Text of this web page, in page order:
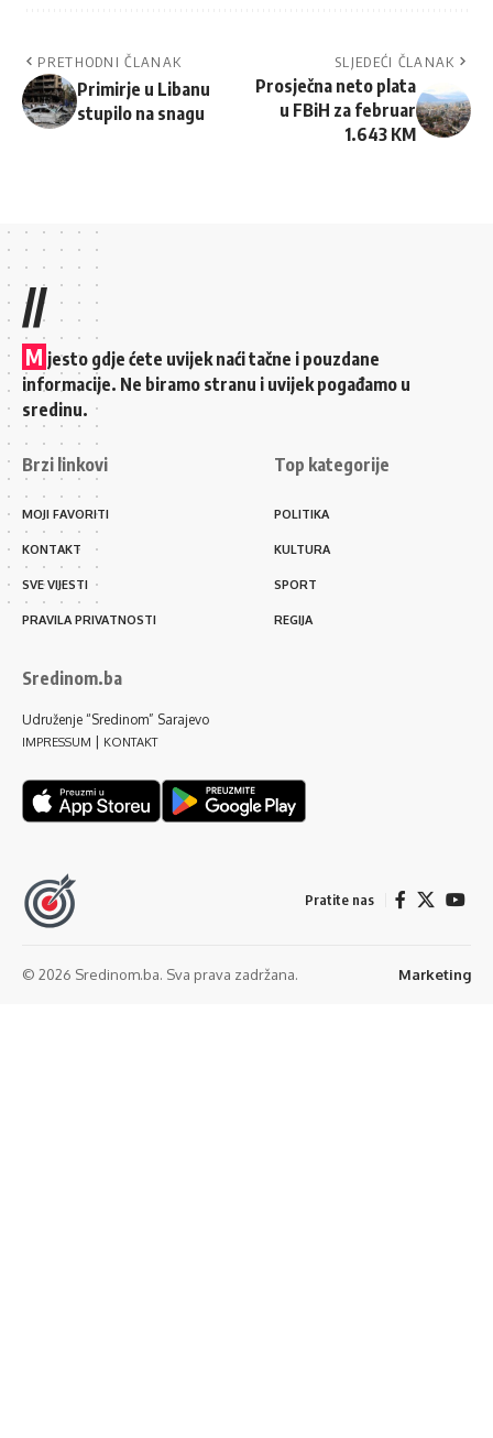
PRETHODNI ČLANAK
Primirje u Libanu
stupilo na snagu
SLJEDEĆI ČLANAK
Prosječna neto plata
u FBiH za februar
1.643 KM
//
M jesto gdje ćete uvijek naći tačne i pouzdane
informacije. Ne biramo stranu i uvijek pogađamo u
sredinu.
Brzi linkovi
MOJI FAVORITI
KONTAKT
SVE VIJESTI
PRAVILA PRIVATNOSTI
Top kategorije
POLITIKA
KULTURA
SPORT
REGIJA
Sredinom.ba
Udruženje “Sredinom” Sarajevo
IMPRESSUM KONTAKT
Pratite nas
© 2026 Sredinom.ba. Sva prava zadržana. Marketing